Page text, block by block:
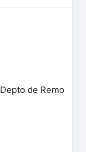
Depto de Remo